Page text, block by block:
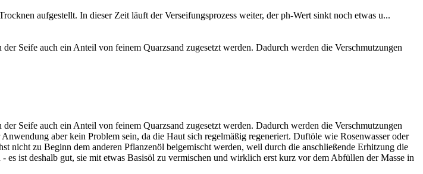
aufgestellt. In dieser Zeit läuft der Verseifungsprozess weiter, der ph-Wert sinkt noch etwas u...
Seife auch ein Anteil von feinem Quarzsand zugesetzt werden. Dadurch werden die Verschmutzungen
Seife auch ein Anteil von feinem Quarzsand zugesetzt werden. Dadurch werden die Verschmutzungen
aber kein Problem sein, da die Haut sich regelmäßig regeneriert. Duftöle wie Rosenwasser oder
nicht zu Beginn dem anderen Pflanzenöl beigemischt werden, weil durch die anschließende Erhitzung die
ist deshalb gut, sie mit etwas Basisöl zu vermischen und wirklich erst kurz vor dem Abfüllen der Masse in